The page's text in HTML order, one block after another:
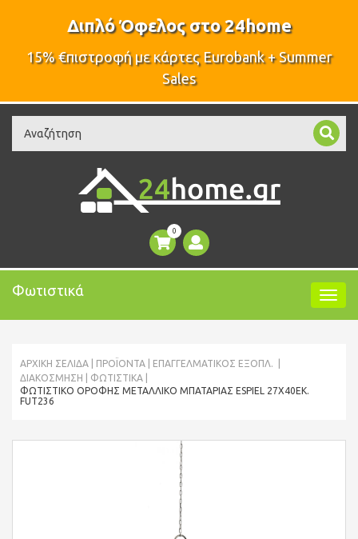
Διπλό Όφελος στο 24home
15% €πιστροφή με κάρτες Eurobank + Summer
Sales
Search
0
Φωτιστικά
ΑΡΧΙΚΉ ΣΕΛΊΔΑ ΠΡΟΪΌΝΤΑ
ΕΠΑΓΓΕΛΜΑΤΙΚΟΣ ΕΞΟΠΛ.
ΔΙΑΚΌΣΜΗΣΗ
ΦΩΤΙΣΤΙΚΆ
ΦΩΤΙΣΤΙΚΌ ΟΡΟΦΉΣ ΜΕΤΑΛΛΙΚΌ ΜΠΑΤΑΡΊΑΣ ESPIEL 27X40ΕΚ.
FUT236